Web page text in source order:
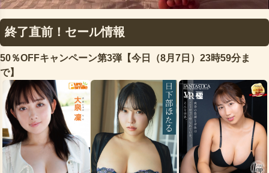
終了直前！セール情報
50％OFFキャンペーン第3弾【今日（8月7日）23時59分ま
で】